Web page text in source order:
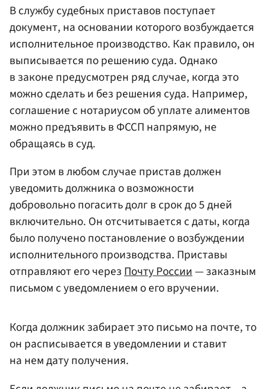
В службу судебных приставов поступает
документ, на основании которого возбуждается
исполнительное производство. Как правило, он
выписывается по решению суда. Однако
в законе предусмотрен ряд случае, когда это
можно сделать и без решения суда. Например,
соглашение с нотариусом об уплате алиментов
можно предъявить в ФССП напрямую, не
обращаясь в суд.
При этом в любом случае пристав должен
уведомить должника о возможности
добровольно погасить долг в срок до 5 дней
включительно. Он отсчитывается с даты, когда
было получено постановление о возбуждении
исполнительного производства. Приставы
отправляют его черезПочту России— заказным
письмом с уведомлением о его вручении.
Когда должник забирает это письмо на почте, то
он расписывается в уведомлении и ставит
на нем дату получения.